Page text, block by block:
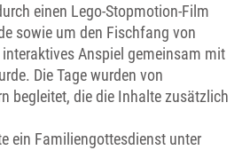
einen Lego-Stopmotion-Film
sowie um den Fischfang von
Anspiel gemeinsam mit
Die Tage wurden von
begleitet, die die Inhalte zusätzlich
ein Familiengottesdienst unter